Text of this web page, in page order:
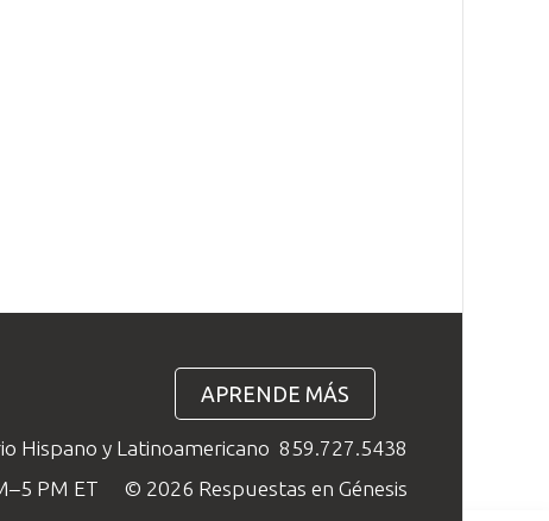
APRENDE MÁS
Hispano y Latinoamericano 859.727.5438
PM ET
© 2026 Respuestas en Génesis